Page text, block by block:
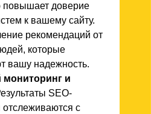
повышает доверие
к вашему сайту.
рекомендаций от
которые
вашу надежность.
и
SEO-
с